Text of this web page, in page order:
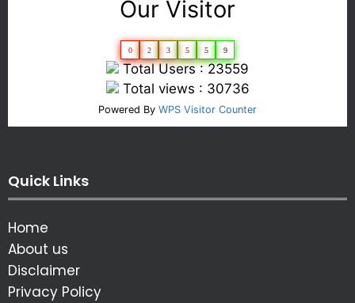
Our Visitor
0 2 3 5 5 9
Total Users : 23559
Total views : 30736
Powered By WPS Visitor Counter
Quick Links
Home
About us
Disclaimer
Privacy Policy